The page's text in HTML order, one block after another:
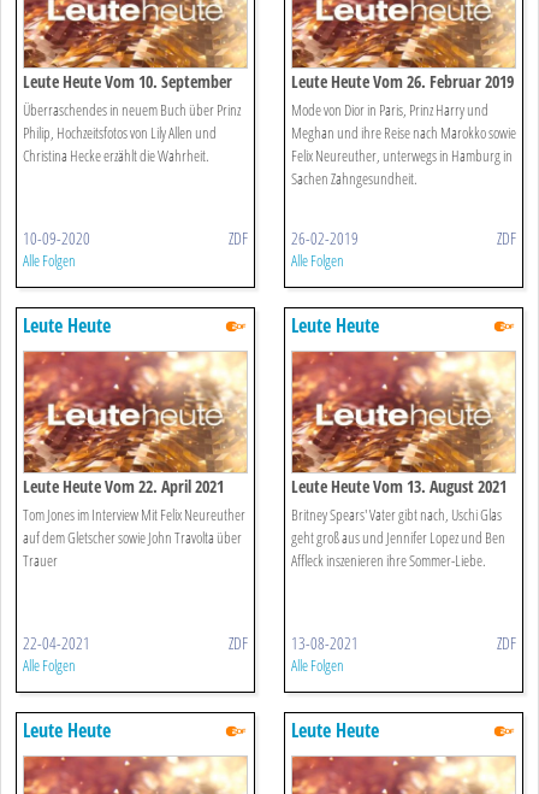
Leute Heute Vom 10. September
2020
Überraschendes in neuem Buch über Prinz
Philip, Hochzeitsfotos von Lily Allen und
Christina Hecke erzählt die Wahrheit.
10-09-2020 ZDF
Alle Folgen
Leute Heute Vom 26. Februar 2019
Mode von Dior in Paris, Prinz Harry und
Meghan und ihre Reise nach Marokko sowie
Felix Neureuther, unterwegs in Hamburg in
Sachen Zahngesundheit.
26-02-2019 ZDF
Alle Folgen
Leute Heute
Leute Heute Vom 22. April 2021
Tom Jones im Interview Mit Felix Neureuther
auf dem Gletscher sowie John Travolta über
Trauer
22-04-2021 ZDF
Alle Folgen
Leute Heute
Leute Heute Vom 13. August 2021
Britney Spears' Vater gibt nach, Uschi Glas
geht groß aus und Jennifer Lopez und Ben
Affleck inszenieren ihre Sommer-Liebe.
13-08-2021 ZDF
Alle Folgen
Leute Heute Leute Heute